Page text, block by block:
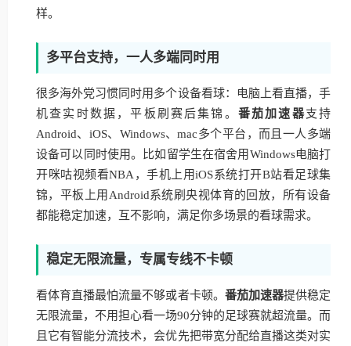
样。
多平台支持，一人多端同时用
很多海外党习惯同时用多个设备看球：电脑上看直播，手
机查实时数据，平板刷赛后集锦。 番茄加速器支持
Android、iOS、Windows、mac多个平台，而且一人多端
设备可以同时使用。比如留学生在宿舍用Windows电脑打
开咪咕视频看NBA，手机上用iOS系统打开B站看足球集
锦，平板上用Android系统刷央视体育的回放，所有设备
都能稳定加速，互不影响，满足你多场景的看球需求。
稳定无限流量，专属专线不卡顿
看体育直播最怕流量不够或者卡顿。 番茄加速器提供稳定
无限流量，不用担心看一场90分钟的足球赛就超流量。而
且它有智能分流技术，会优先把带宽分配给直播这类对实